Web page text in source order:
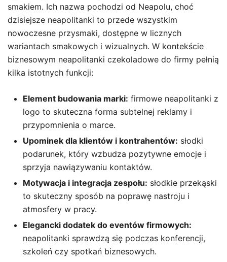
smakiem. Ich nazwa pochodzi od Neapolu, choć
dzisiejsze neapolitanki to przede wszystkim
nowoczesne przysmaki, dostępne w licznych
wariantach smakowych i wizualnych. W kontekście
biznesowym neapolitanki czekoladowe do firmy pełnią
kilka istotnych funkcji:
Element budowania marki: firmowe neapolitanki z
logo to skuteczna forma subtelnej reklamy i
przypomnienia o marce.
Upominek dla klientów i kontrahentów: słodki
podarunek, który wzbudza pozytywne emocje i
sprzyja nawiązywaniu kontaktów.
Motywacja i integracja zespołu: słodkie przekąski
to skuteczny sposób na poprawę nastroju i
atmosfery w pracy.
Elegancki dodatek do eventów firmowych:
neapolitanki sprawdzą się podczas konferencji,
szkoleń czy spotkań biznesowych.